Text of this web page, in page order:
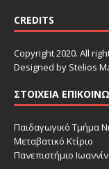
CREDITS
Copyright 2020. All
Designed by Stelios
ΣΤΟΙΧΕΊΑ
Παιδαγωγικό Τμήμα
Μεταβατικό Κτίριο
Πανεπιστήμιο